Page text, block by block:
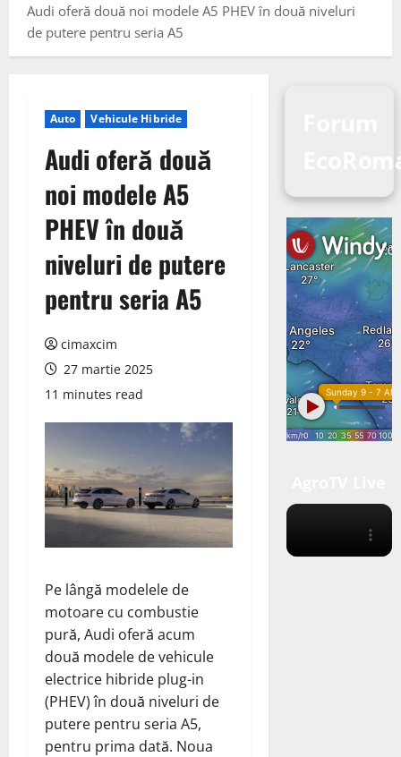
Audi oferă două noi modele A5 PHEV în două niveluri
de putere pentru seria A5
Auto Vehicule Hibride
Audi oferă două
noi modele A5
PHEV în două
niveluri de putere
pentru seria A5
cimaxcim
27 martie 2025
11 minutes read
Pe lângă modelele de
motoare cu combustie
pură, Audi oferă acum
două modele de vehicule
electrice hibride plug-in
(PHEV) în două niveluri de
putere pentru seria A5,
pentru prima dată. Noua